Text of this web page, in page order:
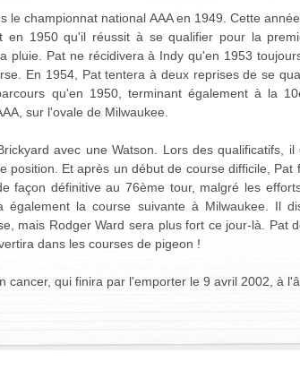
le championnat national AAA en 1949. Cette
en 1950 qu'il réussit à se qualifier pour la
pluie. Pat ne récidivera à Indy qu'en 1953
En 1954, Pat tentera à deux reprises de se
qu'en 1950, terminant également à la
sur l'ovale de Milwaukee.
avec une Watson. Lors des qualificatifs,
position. Et après un début de course difficile,
façon définitive au 76ème tour, malgré les
également la course suivante à Milwaukee. Il
mais Rodger Ward sera plus fort ce jour-là. Pat
dans les courses de pigeon !
qui finira par l'emporter le 9 avril 2002, à